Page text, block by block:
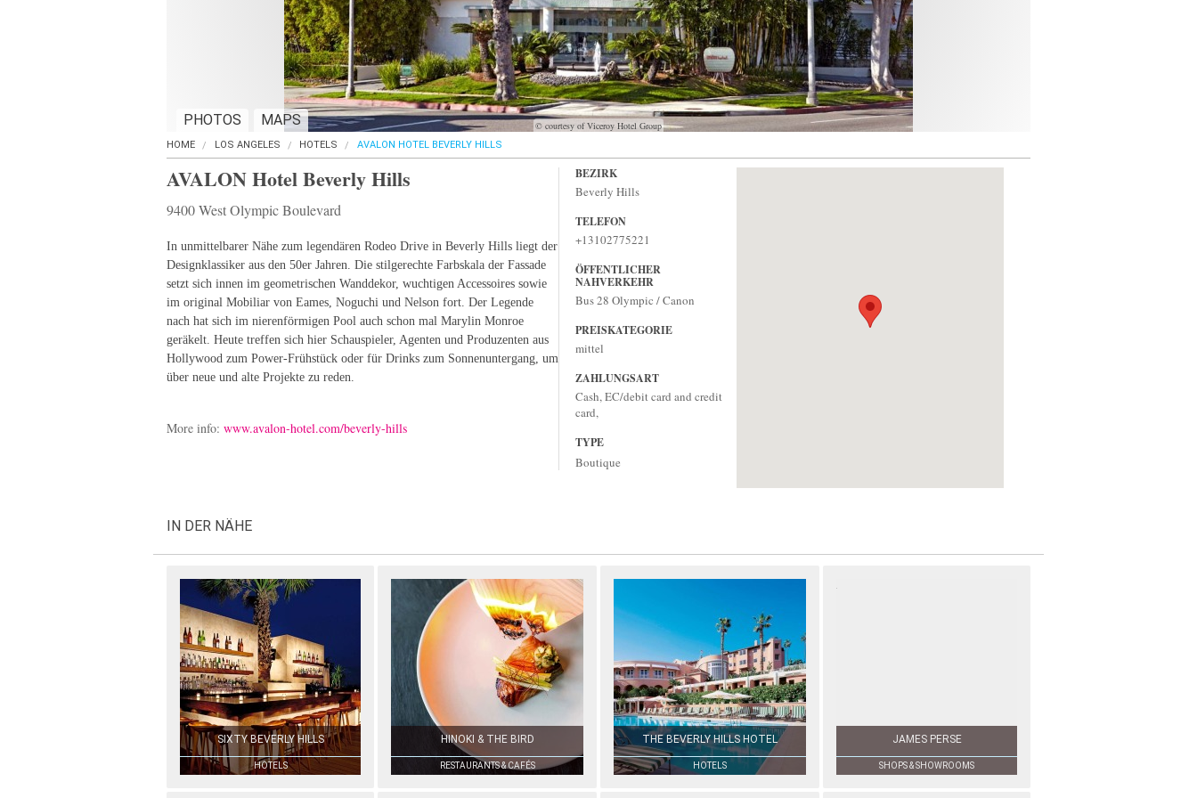
© courtesy of Viceroy Hotel Group
PHOTOS MAPS
HOME LOS ANGELES HOTELS AVALON HOTEL BEVERLY HILLS
AVALON Hotel Beverly Hills
9400 West Olympic Boulevard
In unmittelbarer Nähe zum legendären Rodeo Drive in Beverly Hills liegt der
Designklassiker aus den 50er Jahren. Die stilgerechte Farbskala der Fassade
setzt sich innen im geometrischen Wanddekor, wuchtigen Accessoires sowie
im original Mobiliar von Eames, Noguchi und Nelson fort. Der Legende
nach hat sich im nierenförmigen Pool auch schon mal Marylin Monroe
geräkelt. Heute treffen sich hier Schauspieler, Agenten und Produzenten aus
Hollywood zum Power-Frühstück oder für Drinks zum Sonnenuntergang, um
über neue und alte Projekte zu reden.
More info: www.avalon-hotel.com/beverly-hills
BEZIRK
Beverly Hills
TELEFON
+13102775221
ÖFFENTLICHER
NAHVERKEHR
Bus 28 Olympic / Canon
PREISKATEGORIE
mittel
ZAHLUNGSART
Cash, EC/debit card and credit
card,
TYPE
Boutique
IN DER NÄHE
SIXTY BEVERLY HILLS
HOTELS
HINOKI & THE BIRD
RESTAURANTS & CAFÉS
THE BEVERLY HILLS HOTEL
HOTELS
JAMES PERSE
SHOPS & SHOWROOMS